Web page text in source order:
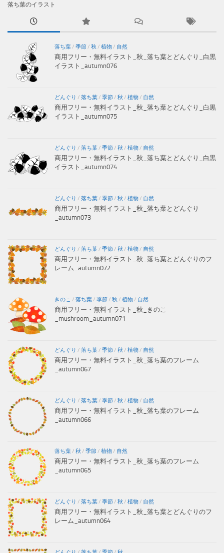
落ち葉のイラスト
落ち葉/ 季節/ 秋 / 植物/ 自然
商用フリー・無料イラスト_秋_落ち葉とどんぐり_白黒
イラスト_autumn076
どんぐり / 落ち葉/ 季節/ 秋 / 植物/ 自然
商用フリー・無料イラスト_秋_落ち葉とどんぐり_白黒
イラスト_autumn075
どんぐり / 落ち葉/ 季節/ 秋 / 植物/ 自然
商用フリー・無料イラスト_秋_落ち葉とどんぐり_白黒
イラスト_autumn074
どんぐり / 落ち葉/ 季節/ 秋 / 植物/ 自然
商用フリー・無料イラスト_秋_落ち葉とどんぐり
_autumn073
どんぐり / 落ち葉/ 季節/ 秋 / 植物/ 自然
商用フリー・無料イラスト_秋_落ち葉とどんぐりのフ
レーム_autumn072
きのこ / 落ち葉/ 季節/ 秋 / 植物/ 自然
商用フリー・無料イラスト_秋_きのこ
_mushroom_autumn071
どんぐり / 落ち葉/ 季節/ 秋 / 植物/ 自然
商用フリー・無料イラスト_秋_落ち葉のフレーム
_autumn067
どんぐり / 落ち葉/ 季節/ 秋 / 植物/ 自然
商用フリー・無料イラスト_秋_落ち葉のフレーム
_autumn066
落ち葉/ 秋 / 季節/ 植物/ 自然
商用フリー・無料イラスト_秋_落ち葉のフレーム
_autumn065
どんぐり / 落ち葉/ 季節/ 秋 / 植物/ 自然
商用フリー・無料イラスト_秋_落ち葉とどんぐりのフ
レーム_autumn064